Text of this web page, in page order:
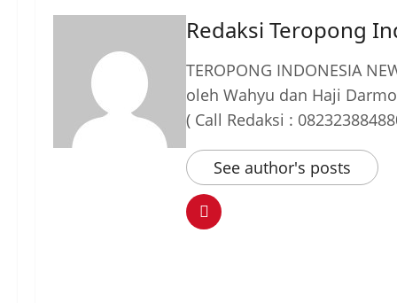
Redaksi Teropong
TEROPONG INDONESIA
oleh Wahyu dan Haji
( Call Redaksi :
See author's posts